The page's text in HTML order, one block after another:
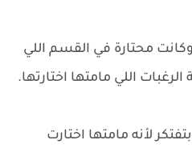
وكانت محتارة في القسم اللي
اللي مامتها اختارتها.
لأنه مامتها اختارت